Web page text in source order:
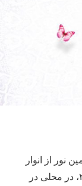
نور از انوار
عصمت و طهارت، در نیمه ذی الحجه سال ۲۱۲، در محلی در